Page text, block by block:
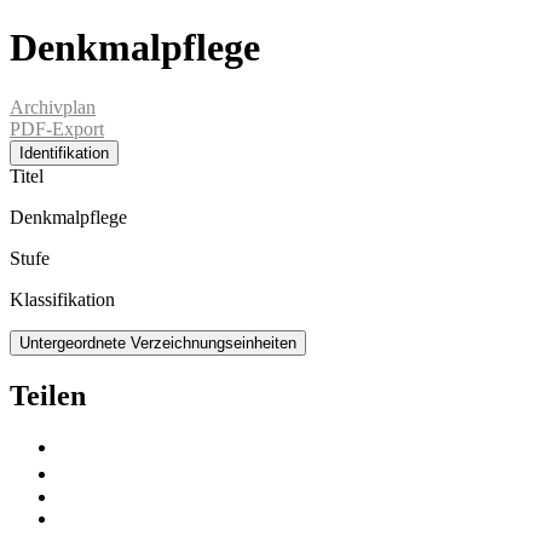
Denkmalpflege
Archivplan
PDF-Export
Identifikation
Titel
Denkmalpflege
Stufe
Klassifikation
Untergeordnete Verzeichnungseinheiten
Teilen